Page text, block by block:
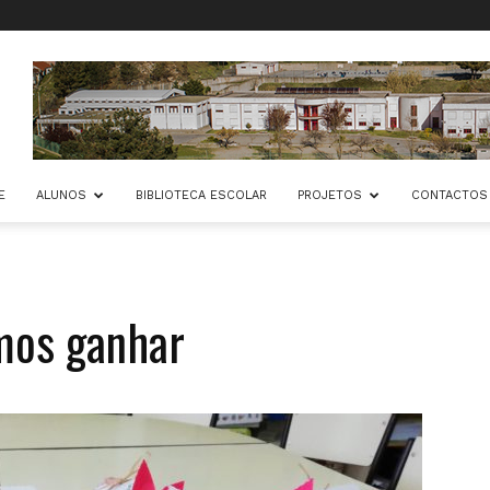
ALUNOS BIBLIOTECA ESCOLAR PROJETOS CONTACTOS
ganhar